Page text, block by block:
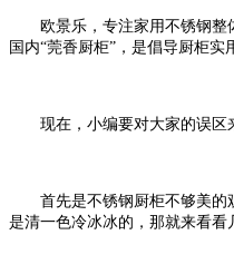
欧景乐，专注家用不锈钢整
国内“莞香厨柜”，是倡导厨柜实
现在，小编要对大家的误区
首先是不锈钢厨柜不够美的
是清一色冷冰冰的，那就来看